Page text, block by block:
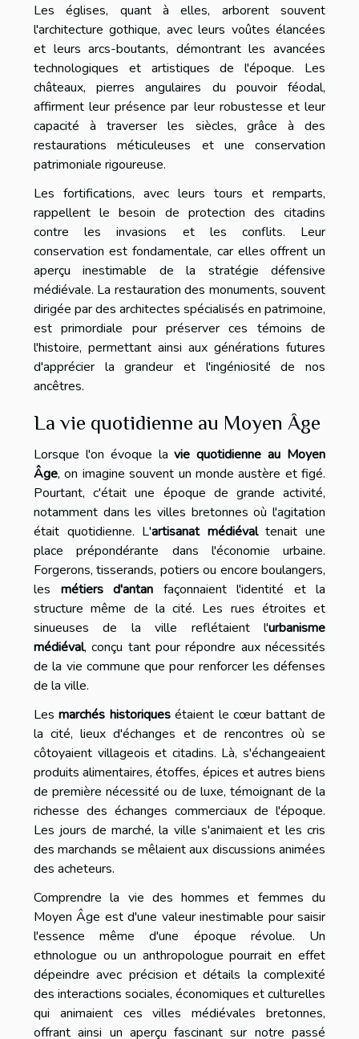
Les églises, quant à elles, arborent souvent
l'architecture gothique, avec leurs voûtes élancées
et leurs arcs-boutants, démontrant les avancées
technologiques et artistiques de l'époque. Les
châteaux, pierres angulaires du pouvoir féodal,
affirment leur présence par leur robustesse et leur
capacité à traverser les siècles, grâce à des
restaurations méticuleuses et une conservation
patrimoniale rigoureuse.
Les fortifications, avec leurs tours et remparts,
rappellent le besoin de protection des citadins
contre les invasions et les conflits. Leur
conservation est fondamentale, car elles offrent un
aperçu inestimable de la stratégie défensive
médiévale. La restauration des monuments, souvent
dirigée par des architectes spécialisés en patrimoine,
est primordiale pour préserver ces témoins de
l'histoire, permettant ainsi aux générations futures
d'apprécier la grandeur et l'ingéniosité de nos
ancêtres.
La vie quotidienne au Moyen Âge
Lorsque l'on évoque lavie quotidienne au Moyen
Âge, on imagine souvent un monde austère et figé.
Pourtant, c'était une époque de grande activité,
notamment dans les villes bretonnes où l'agitation
était quotidienne. L'artisanat médiévaltenait une
place prépondérante dans l'économie urbaine.
Forgerons, tisserands, potiers ou encore boulangers,
les métiers d'antan façonnaient l'identité et la
structure même de la cité. Les rues étroites et
sinueuses de la ville reflétaient l'urbanisme
médiéval, conçu tant pour répondre aux nécessités
de la vie commune que pour renforcer les défenses
de la ville.
Lesmarchés historiquesétaient le cœur battant de
la cité, lieux d'échanges et de rencontres où se
côtoyaient villageois et citadins. Là, s'échangeaient
produits alimentaires, étoffes, épices et autres biens
de première nécessité ou de luxe, témoignant de la
richesse des échanges commerciaux de l'époque.
Les jours de marché, la ville s'animaient et les cris
des marchands se mêlaient aux discussions animées
des acheteurs.
Comprendre la vie des hommes et femmes du
Moyen Âge est d'une valeur inestimable pour saisir
l'essence même d'une époque révolue. Un
ethnologue ou un anthropologue pourrait en effet
dépeindre avec précision et détails la complexité
des interactions sociales, économiques et culturelles
qui animaient ces villes médiévales bretonnes,
offrant ainsi un aperçu fascinant sur notre passé